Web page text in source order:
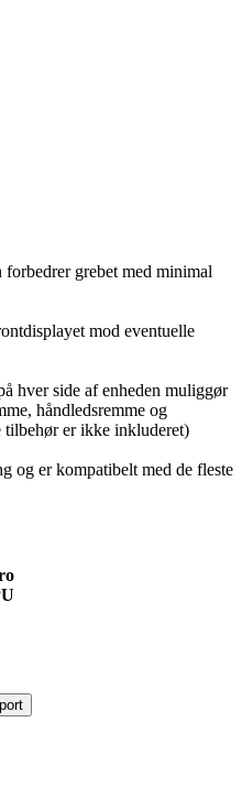
grebet med minimal
mod eventuelle
hver side af enheden muliggør
håndledsremme og
er ikke inkluderet)
og er kompatibelt med de fleste